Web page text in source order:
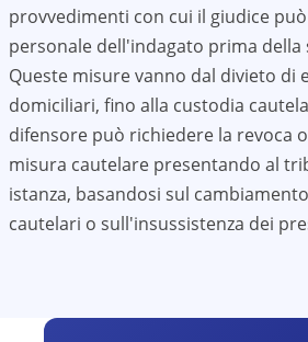
provvedimenti con cui il giudice
personale dell'indagato prima della
Queste misure vanno dal divieto di
domiciliari, fino alla custodia
difensore può richiedere la revoca
misura cautelare presentando al
istanza, basandosi sul
cautelari o sull'insussistenza dei